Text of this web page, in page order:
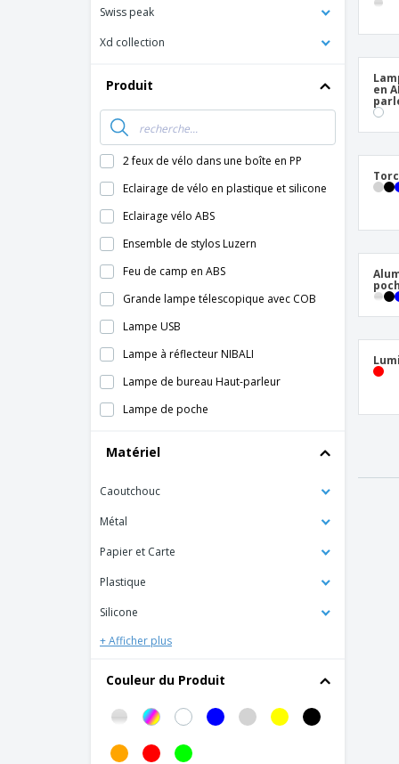
Swiss peak
Xd collection
Produit
2 feux de vélo dans une boîte en PP
Eclairage de vélo en plastique et silicone
Eclairage vélo ABS
Ensemble de stylos Luzern
Feu de camp en ABS
Grande lampe télescopique avec COB
Lampe USB
Lampe à réflecteur NIBALI
Lampe de bureau Haut-parleur
Lampe de poche
Lampe de poche en aluminium FLASHY
Lampe de poche extensible
Lampe de poche extensible NOBEND
Lampe de secours avec marteau
Lampe torche à LED dans une boîte en fer
Livre Lumière
Lumière de sécurité PP
Matériel
Caoutchouc
Métal
Papier et Carte
Plastique
Silicone
+ Afficher plus
Couleur du Produit
en